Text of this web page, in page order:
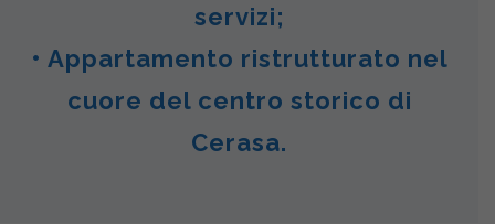
servizi;
• Appartamento ristrutturato nel
cuore del centro storico di
Cerasa.